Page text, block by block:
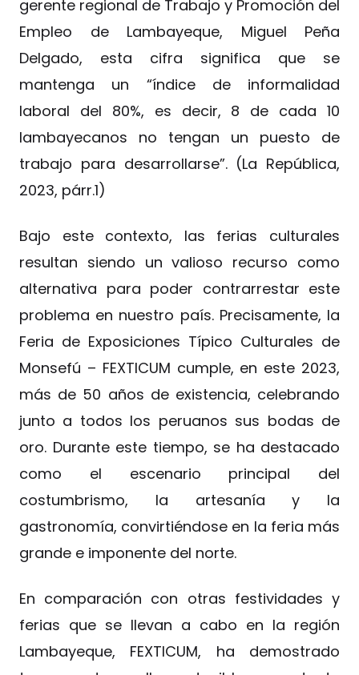
gerente regional de Trabajo y Promoción del
Empleo de Lambayeque, Miguel Peña
Delgado, esta cifra significa que se
mantenga un “índice de informalidad
laboral del 80%, es decir, 8 de cada 10
lambayecanos no tengan un puesto de
trabajo para desarrollarse”. (La República,
2023, párr.1)
Bajo este contexto, las ferias culturales
resultan siendo un valioso recurso como
alternativa para poder contrarrestar este
problema en nuestro país. Precisamente, la
Feria de Exposiciones Típico Culturales de
Monsefú – FEXTICUM cumple, en este 2023,
más de 50 años de existencia, celebrando
junto a todos los peruanos sus bodas de
oro. Durante este tiempo, se ha destacado
como el escenario principal del
costumbrismo, la artesanía y la
gastronomía, convirtiéndose en la feria más
grande e imponente del norte.
En comparación con otras festividades y
ferias que se llevan a cabo en la región
Lambayeque, FEXTICUM, ha demostrado